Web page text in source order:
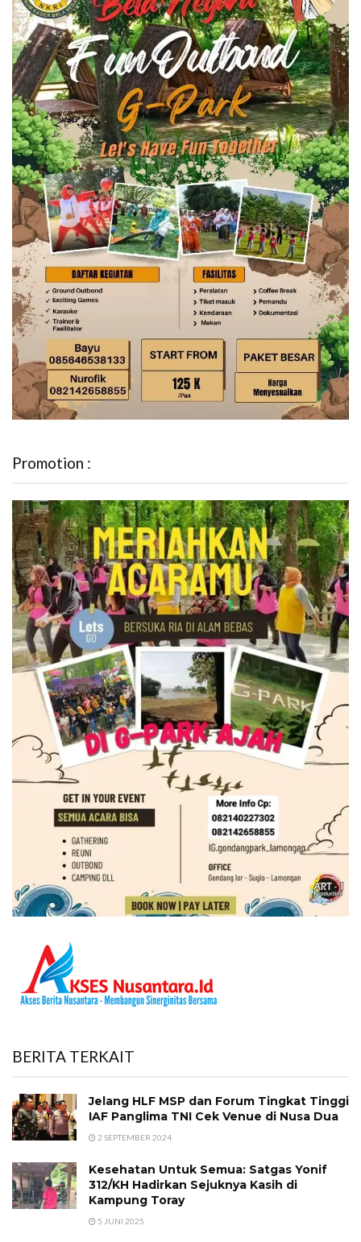
Promotion :
BERITA TERKAIT
Jelang HLF MSP dan Forum Tingkat Tinggi
IAF Panglima TNI Cek Venue di Nusa Dua
2 SEPTEMBER 2024
Kesehatan Untuk Semua: Satgas Yonif
312/KH Hadirkan Sejuknya Kasih di
Kampung Toray
5 JUNI 2025